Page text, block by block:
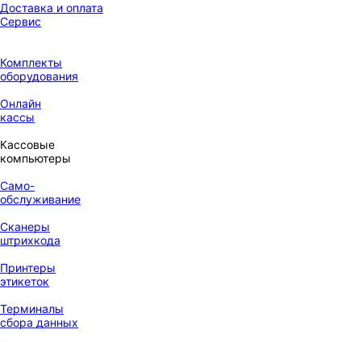
Доставка и оплата
Сервис
Комплекты
оборудования
Онлайн
кассы
Кассовые
компьютеры
Само-
обслуживание
Сканеры
штрихкода
Принтеры
этикеток
Терминалы
сбора данных